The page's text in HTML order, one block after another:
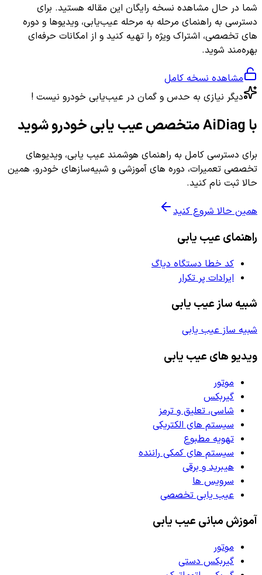
شما در حال مشاهده نسخه رایگان این مقاله هستید. برای
دسترسی به راهنمای مرحله به مرحله عیب‌یابی، ویدیوها و دوره
های تخصصی، اشتراک ویژه را تهیه کنید و از امکانات حرفه‌ای
بهره‌مند شوید.
مشاهده نسخه کامل
دیگر نیازی به حدس و گمان در عیب‌یابی خودرو نیست !
با AiDiag متخصص عیب یابی خودرو شوید
برای دسترسی کامل به راهنمای هوشمند عیب یابی، ویدیوهای
تخصصی تعمیرات، دوره های آموزشی و شبیه‌سازهای خودرو، همین
حالا ثبت نام کنید.
همین حالا شروع کنید
راهنمای عیب یابی
کد خطا دستگاه دیاگ
ایرادات پر تکرار
شبیه ساز عیب یابی
شبیه ساز عیب یابی
ویدیو های عیب یابی
موتور
گیربکس
شاسی، تعلیق و ترمز
سیستم های الکتریکی
تهویه مطبوع
سیستم های کمکی راننده
هیبرید و برقی
سرویس ها
عیب یابی تخصصی
آموزش مبانی عیب یابی
موتور
گیربکس دستی